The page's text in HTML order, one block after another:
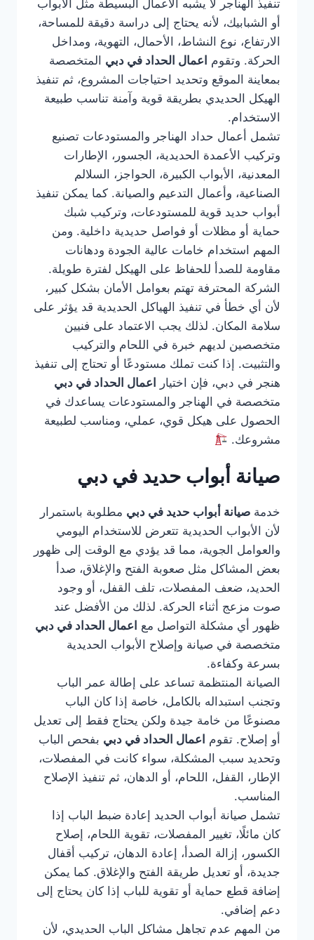
تنفيذ الهناجر لا يشبه الأعمال البسيطة مثل الأبواب
أو الشبابيك، لأنه يحتاج إلى دراسة دقيقة للمساحة،
الارتفاع، نوع النشاط، الأحمال، التهوية، ومداخل
الحركة. وتقوم اعمال الحداد في دبي المتخصصة
بمعاينة الموقع وتحديد احتياجات المشروع، ثم تنفيذ
الهيكل الحديدي بطريقة قوية وآمنة تناسب طبيعة
الاستخدام.
تشمل أعمال حداد الهناجر والمستودعات تصنيع
وتركيب الأعمدة الحديدية، الجسور، الإطارات
المعدنية، الأبواب الكبيرة، الحواجز، السلالم
الصناعية، وأعمال التدعيم والصيانة. كما يمكن تنفيذ
أبواب حديد قوية للمستودعات، وتركيب شبك
حماية أو مظلات أو فواصل حديدية داخلية. ومن
المهم استخدام خامات عالية الجودة ودهانات
مقاومة للصدأ للحفاظ على الهيكل لفترة طويلة.
الشركة المحترفة تهتم بعوامل الأمان بشكل كبير،
لأن أي خطأ في تنفيذ الهياكل الحديدية قد يؤثر على
سلامة المكان. لذلك يجب الاعتماد على فنيين
متخصصين لديهم خبرة في اللحام والتركيب
والتثبيت. إذا كنت تملك مستودعًا أو تحتاج إلى تنفيذ
هنجر في دبي، فإن اختيار
اعمال الحداد في دبي
متخصصة في الهناجر والمستودعات يساعدك في
الحصول على هيكل قوي، عملي، ومناسب لطبيعة
مشروعك.
صيانة أبواب حديد في دبي
خدمة صيانة أبواب حديد في دبي مطلوبة باستمرار
لأن الأبواب الحديدية تتعرض للاستخدام اليومي
والعوامل الجوية، مما قد يؤدي مع الوقت إلى ظهور
بعض المشاكل مثل صعوبة الفتح والإغلاق، صدأ
الحديد، ضعف المفصلات، تلف القفل، أو وجود
صوت مزعج أثناء الحركة. لذلك من الأفضل عند
ظهور أي مشكلة التواصل مع اعمال الحداد في دبي
متخصصة في صيانة وإصلاح الأبواب الحديدية
بسرعة وكفاءة.
الصيانة المنتظمة تساعد على إطالة عمر الباب
وتجنب استبداله بالكامل، خاصة إذا كان الباب
مصنوعًا من خامة جيدة ولكن يحتاج فقط إلى تعديل
أو إصلاح. تقوم اعمال الحداد في دبي بفحص الباب
وتحديد سبب المشكلة، سواء كانت في المفصلات،
الإطار، القفل، اللحام، أو الدهان، ثم تنفيذ الإصلاح
المناسب.
تشمل صيانة أبواب الحديد إعادة ضبط الباب إذا
كان مائلًا، تغيير المفصلات، تقوية اللحام، إصلاح
الكسور، إزالة الصدأ، إعادة الدهان، تركيب أقفال
جديدة، أو تعديل طريقة الفتح والإغلاق. كما يمكن
إضافة قطع حماية أو تقوية للباب إذا كان يحتاج إلى
دعم إضافي.
من المهم عدم تجاهل مشاكل الباب الحديدي، لأن